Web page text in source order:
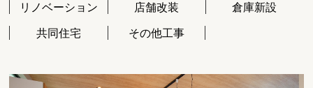
リノベーション 店舗改装 倉庫新設
共同住宅 その他工事